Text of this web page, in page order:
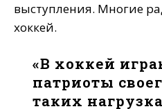
выступления. Многие
хоккей.
«В хоккей
патриоты
таких